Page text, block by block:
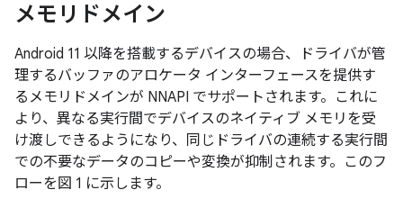
メモリドメイン
Android 11 以降を搭載するデバイスの場合、ドライバが管
理するバッファのアロケータ インターフェースを提供す
るメモリドメインが NNAPI でサポートされます。これに
より、異なる実行間でデバイスのネイティブ メモリを受
け渡しできるようになり、同じドライバの連続する実行間
での不要なデータのコピーや変換が抑制されます。このフ
ローを図 1 に示します。